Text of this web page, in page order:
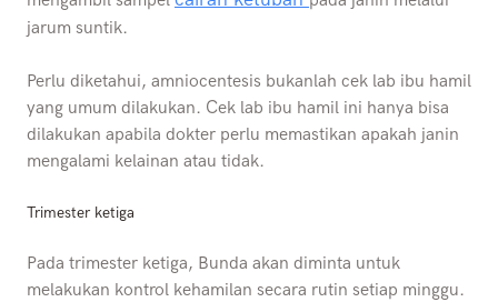
jarum suntik.
Perlu diketahui, amniocentesis bukanlah cek lab ibu hamil
yang umum dilakukan. Cek lab ibu hamil ini hanya bisa
dilakukan apabila dokter perlu memastikan apakah janin
mengalami kelainan atau tidak.
Trimester ketiga
Pada trimester ketiga, Bunda akan diminta untuk
melakukan kontrol kehamilan secara rutin setiap minggu.